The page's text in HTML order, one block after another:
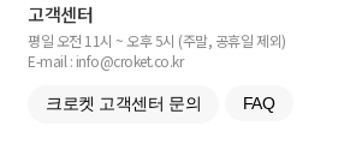
고객센터
평일 오전 11시 ~ 오후 5시 (주말, 공휴일 제외)
E-mail : info@croket.co.kr
크로켓 고객센터 문의 FAQ